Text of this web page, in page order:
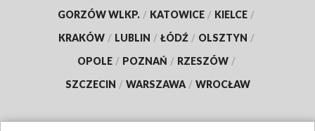
GORZÓW WLKP. / KATOWICE / KIELCE /
KRAKÓW / LUBLIN / ŁÓDŹ / OLSZTYN /
OPOLE / POZNAŃ / RZESZÓW /
SZCZECIN / WARSZAWA / WROCŁAW